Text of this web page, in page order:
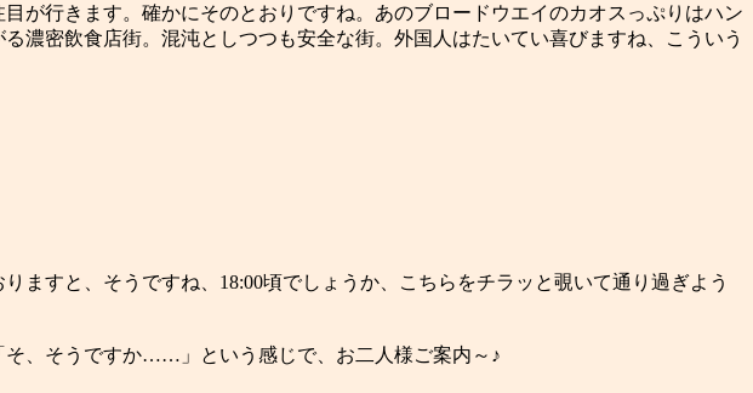
行きます。確かにそのとおりですね。あのブロードウエイのカオスっぷりはハン
濃密飲食店街。混沌としつつも安全な街。外国人はたいてい喜びますね、こういう
すと、そうですね、18:00頃でしょうか、こちらをチラッと覗いて通り過ぎよう
そ、そうですか……」という感じで、お二人様ご案内～♪